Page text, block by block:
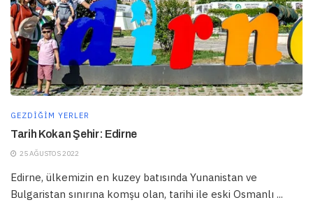
GEZDIĞIM YERLER
Tarih Kokan Şehir: Edirne
25 AĞUSTOS 2022
Edirne, ülkemizin en kuzey batısında Yunanistan ve
Bulgaristan sınırına komşu olan, tarihi ile eski Osmanlı ...